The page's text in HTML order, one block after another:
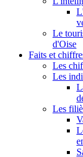
Le
d'Oise
Faits et
Les
Les
Les